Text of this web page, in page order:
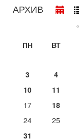
30-07-2026, 17:59
Иран доведет
оценка от
Ситуация вокруг
с каждым днем.
отменил решение
Покупатель
запретить
разгорается
Сегодня, 16:56
АРХИВ
«
ПН
ВТ
3
4
10
11
17
18
24
25
31